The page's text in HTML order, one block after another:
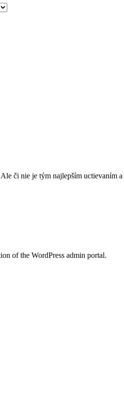
či nie je tým najlepším uctievaním
of the WordPress admin portal.